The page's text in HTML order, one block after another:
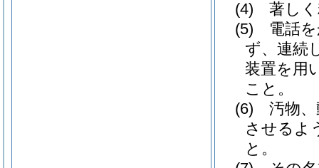
(4)
著し
(5)
電話
ず、連続
装置を用
こと。
(6)
汚物
させるよ
と。